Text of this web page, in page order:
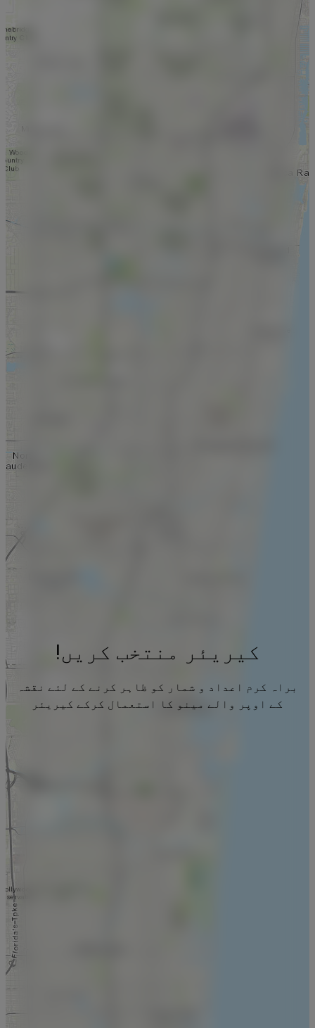
کیریئر منتخب کریں!
براہ کرم اعداد و شمار کو ظاہر کرنے کے لئے نقشہ
کے اوپر والے مینو کا استعمال کرکے کیریئر